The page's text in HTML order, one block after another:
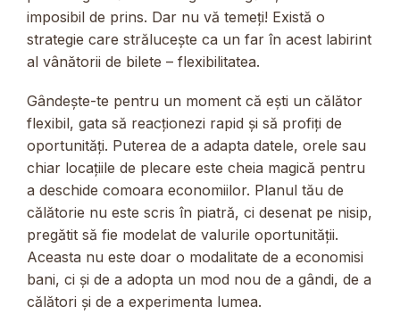
imposibil de prins. Dar nu vă temeți! Există o
strategie care strălucește ca un far în acest labirint
al vânătorii de bilete – flexibilitatea.
Gândește-te pentru un moment că ești un călător
flexibil, gata să reacționezi rapid și să profiți de
oportunități. Puterea de a adapta datele, orele sau
chiar locațiile de plecare este cheia magică pentru
a deschide comoara economiilor. Planul tău de
călătorie nu este scris în piatră, ci desenat pe nisip,
pregătit să fie modelat de valurile oportunității.
Aceasta nu este doar o modalitate de a economisi
bani, ci și de a adopta un mod nou de a gândi, de a
călători și de a experimenta lumea.